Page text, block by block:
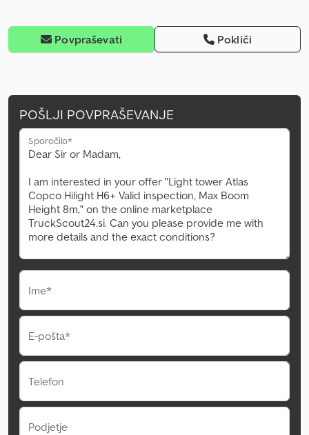
Povpraševati Pokliči
POŠLJI POVPRAŠEVANJE
Sporočilo*
Ime*
E-pošta*
Telefon
Podjetje